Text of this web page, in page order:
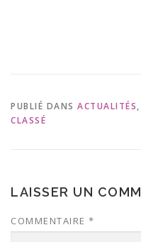
PUBLIÉ DANS ACTUALITÉS,
CLASSÉ
LAISSER UN
COMMENTAIRE *